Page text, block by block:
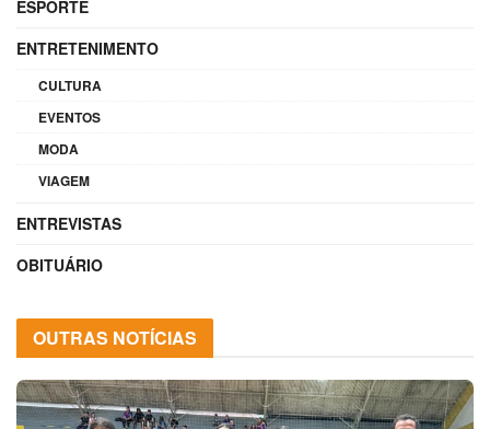
ESPORTE
ENTRETENIMENTO
CULTURA
EVENTOS
MODA
VIAGEM
ENTREVISTAS
OBITUÁRIO
OUTRAS NOTÍCIAS